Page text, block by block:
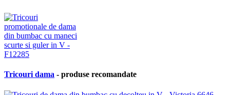
Tricouri dama - produse recomandate